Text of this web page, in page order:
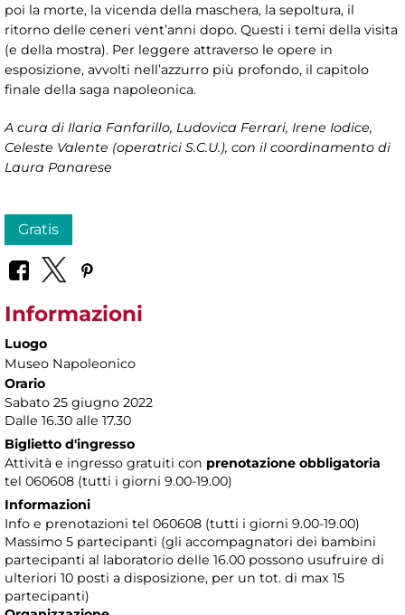
poi la morte, la vicenda della maschera, la sepoltura, il
ritorno delle ceneri vent’anni dopo. Questi i temi della visita
(e della mostra). Per leggere attraverso le opere in
esposizione, avvolti nell’azzurro più profondo, il capitolo
finale della saga napoleonica.
A cura di Ilaria Fanfarillo, Ludovica Ferrari, Irene Iodice,
Celeste Valente (operatrici S.C.U.), con il coordinamento di
Laura Panarese
Gratis
Informazioni
Luogo
Museo Napoleonico
Orario
Sabato 25 giugno 2022
Dalle 16.30 alle 17.30
Biglietto d'ingresso
Attività e ingresso gratuiti con prenotazione obbligatoria
tel 060608 (tutti i giorni 9.00-19.00)
Informazioni
Info e prenotazioni tel 060608 (tutti i giorni 9.00-19.00)
Massimo 5 partecipanti (gli accompagnatori dei bambini
partecipanti al laboratorio delle 16.00 possono usufruire di
ulteriori 10 posti a disposizione, per un tot. di max 15
partecipanti)